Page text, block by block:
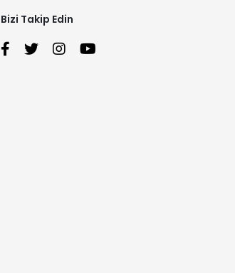
Bizi Takip Edin